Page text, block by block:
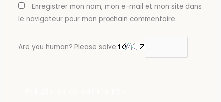
Enregistrer mon nom, mon e-mail et mon site dans
le navigateur pour mon prochain commentaire.
Are you human? Please solve: